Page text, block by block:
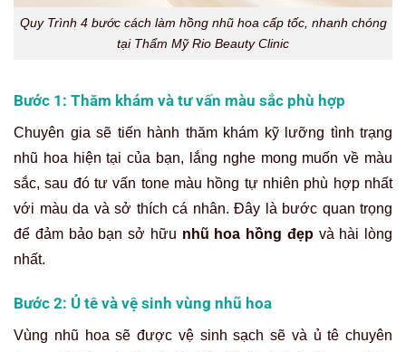
Quy Trình 4 bước cách làm hồng nhũ hoa cấp tốc, nhanh chóng
tại Thẩm Mỹ Rio Beauty Clinic
Bước 1: Thăm khám và tư vấn màu sắc phù hợp
Chuyên gia sẽ tiến hành thăm khám kỹ lưỡng tình trạng
nhũ hoa hiện tại của bạn, lắng nghe mong muốn về màu
sắc, sau đó tư vấn tone màu hồng tự nhiên phù hợp nhất
với màu da và sở thích cá nhân. Đây là bước quan trọng
để đảm bảo bạn sở hữu nhũ hoa hồng đẹpvà hài lòng
nhất.
Bước 2: Ủ tê và vệ sinh vùng nhũ hoa
Vùng nhũ hoa sẽ được vệ sinh sạch sẽ và ủ tê chuyên